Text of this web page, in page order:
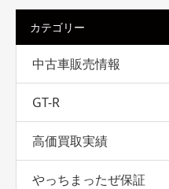
カテゴリー
中古車販売情報
GT-R
高価買取実績
やっちまったぜ保証